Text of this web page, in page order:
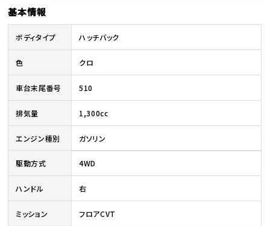
基本情報
ボディタイプ ハッチバック
色 クロ
車台末尾番号 510
排気量 1,300cc
エンジン種別 ガソリン
駆動方式 4WD
ハンドル 右
ミッション フロアCVT